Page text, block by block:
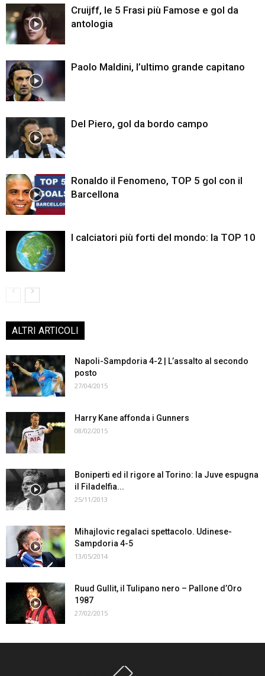
Cruijff, le 5 Frasi più Famose e gol da
antologia
Paolo Maldini, l’ultimo grande capitano
Del Piero, gol da bordo campo
Ronaldo il Fenomeno, TOP 5 gol con il
Barcellona
I calciatori più forti del mondo: la TOP 10
ALTRI ARTICOLI
Napoli-Sampdoria 4-2 | L’assalto al secondo
posto
27/04/2015
Harry Kane affonda i Gunners
08/02/2015
Boniperti ed il rigore al Torino: la Juve espugna
il Filadelfia...
25/11/2013
Mihajlovic regalaci spettacolo. Udinese-
Sampdoria 4-5
13/05/2014
Ruud Gullit, il Tulipano nero – Pallone d’Oro
1987
27/02/2015